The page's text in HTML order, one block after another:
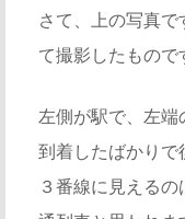
さて、上の写真
て撮影したもので
左側が駅で、左
到着したばかりで
３番線に見える